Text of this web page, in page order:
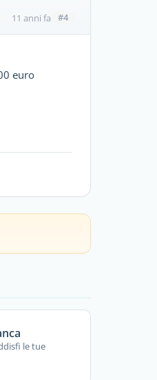
11 anni fa #4
euro
le tue